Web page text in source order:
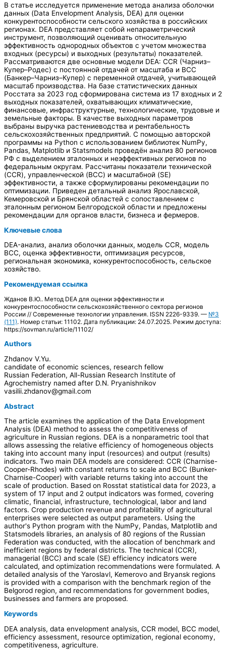
В статье исследуется применение метода анализа оболочки
данных (Data Envelopment Analysis, DEA) для оценки
конкурентоспособности сельского хозяйства в российских
регионах. DEA представляет собой непараметрический
инструмент, позволяющий оценивать относительную
эффективность однородных объектов с учетом множества
входных (ресурсы) и выходных (результаты) показателей.
Рассматриваются две основные модели DEA: CCR (Чарниз–
Купер–Родес) с постоянной отдачей от масштаба и BCC
(Банкер–Чарниз–Купер) с переменной отдачей, учитывающей
масштаб производства. На базе статистических данных
Росстата за 2023 год сформирована система из 17 входных и 2
выходных показателей, охватывающих климатические,
финансовые, инфраструктурные, технологические, трудовые и
земельные факторы. В качестве выходных параметров
выбраны выручка растениеводства и рентабельность
сельскохозяйственных предприятий. С помощью авторской
программы на Python с использованием библиотек NumPy,
Pandas, Matplotlib и Statsmodels проведён анализ 80 регионов
РФ с выделением эталонных и неэффективных регионов по
федеральным округам. Рассчитаны показатели технической
(CCR), управленческой (BCC) и масштабной (SE)
эффективности, а также сформулированы рекомендации по
оптимизации. Приведен детальный анализ Ярославской,
Кемеровской и Брянской областей с сопоставлением с
эталонным регионом Белгородской области и предложены
рекомендации для органов власти, бизнеса и фермеров.
Ключевые слова
DEA-анализ, анализ оболочки данных, модель CCR, модель
BCC, оценка эффективности, оптимизация ресурсов,
региональная экономика, конкурентоспособность, сельское
хозяйство.
Рекомендуемая ссылка
Жданов В.Ю.. Метод DEA для оценки эффективности и
конкурентоспособности сельскохозяйственного сектора регионов
России // Современные технологии управления. ISSN 2226-9339. — №3
(111). Номер статьи: 11102. Дата публикации: 24.07.2025. Режим доступа:
https://sovman.ru/article/11102/
Authors
Zhdanov V.Yu.
candidate of economic sciences, research fellow
Russian Federation, All-Russian Research Institute of
Agrochemistry named after D.N. Pryanishnikov
vasilii.zhdanov@gmail.com
Abstract
The article examines the application of the Data Envelopment
Analysis (DEA) method to assess the competitiveness of
agriculture in Russian regions. DEA is a nonparametric tool that
allows assessing the relative efficiency of homogeneous objects
taking into account many input (resources) and output (results)
indicators. Two main DEA models are considered: CCR (Charnise-
Cooper-Rhodes) with constant returns to scale and BCC (Bunker-
Charnise-Cooper) with variable returns taking into account the
scale of production. Based on Rosstat statistical data for 2023, a
system of 17 input and 2 output indicators was formed, covering
climatic, financial, infrastructure, technological, labor and land
factors. Crop production revenue and profitability of agricultural
enterprises were selected as output parameters. Using the
author's Python program with the NumPy, Pandas, Matplotlib and
Statsmodels libraries, an analysis of 80 regions of the Russian
Federation was conducted, with the allocation of benchmark and
inefficient regions by federal districts. The technical (CCR),
managerial (BCC) and scale (SE) efficiency indicators were
calculated, and optimization recommendations were formulated. A
detailed analysis of the Yaroslavl, Kemerovo and Bryansk regions
is provided with a comparison with the benchmark region of the
Belgorod region, and recommendations for government bodies,
businesses and farmers are proposed.
Keywords
DEA analysis, data envelopment analysis, CCR model, BCC model,
efficiency assessment, resource optimization, regional economy,
competitiveness, agriculture.